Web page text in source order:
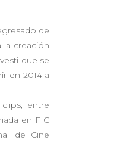
de
la creación
que se
en 2014 a
entre
en FIC
de Cine